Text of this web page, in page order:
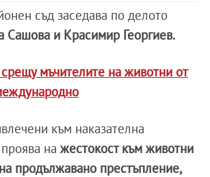
съд заседава по делото
Сашова и Красимир Георгиев.
мъчителите на животни от
към наказателна
на жестокост към животни
продължавано престъпление,